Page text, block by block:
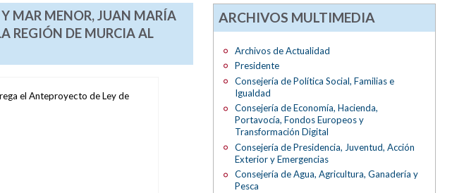
MAR MENOR, JUAN MARÍA
REGIÓN DE MURCIA AL
el Anteproyecto de Ley de
ARCHIVOS MULTIMEDIA
Archivos de Actualidad
Presidente
Consejería de Política Social, Familias e
Igualdad
Consejería de Economía, Hacienda,
Portavocía, Fondos Europeos y
Transformación Digital
Consejería de Presidencia, Juventud, Acción
Exterior y Emergencias
Consejería de Agua, Agricultura, Ganadería y
Pesca